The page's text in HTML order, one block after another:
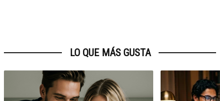
LO QUE MÁS GUSTA